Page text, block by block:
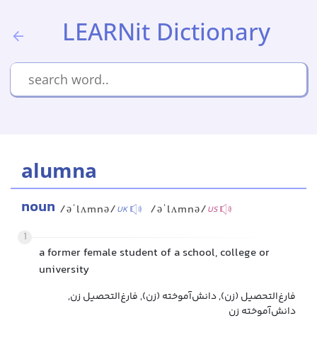
LEARNit Dictionary
alumna
noun /əˈlʌmnə/UK /əˈlʌmnə/US
1
a former female student of a school, college or
university
فارغ‌التحصیل (زن), دانش‌آموخته (زن), فارغ‌التحصیل زن,
دانش‌آموخته زن